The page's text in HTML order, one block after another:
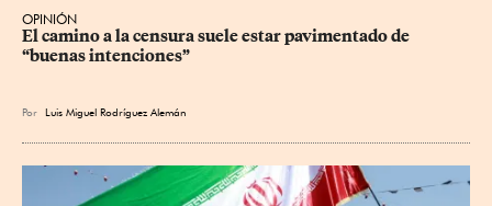
OPINIÓN
El camino a la censura suele estar pavimentado de
“buenas intenciones”
Por Luis Miguel Rodríguez Alemán